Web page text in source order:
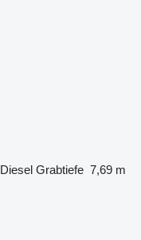
Diesel Grabtiefe 7,69 m